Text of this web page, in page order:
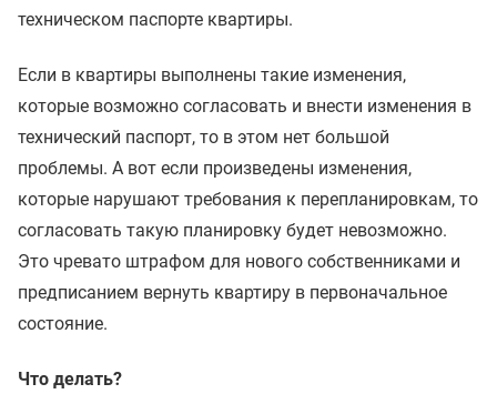
техническом паспорте квартиры.
Если в квартиры выполнены такие изменения,
которые возможно согласовать и внести изменения в
технический паспорт, то в этом нет большой
проблемы. А вот если произведены изменения,
которые нарушают требования к перепланировкам, то
согласовать такую планировку будет невозможно.
Это чревато штрафом для нового собственниками и
предписанием вернуть квартиру в первоначальное
состояние.
Что делать?